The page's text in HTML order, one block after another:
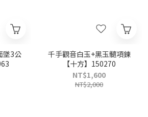
墜3公
千手觀音白玉+黑玉髓項鍊
【十方】150270
NT$1,600
NT$2,000